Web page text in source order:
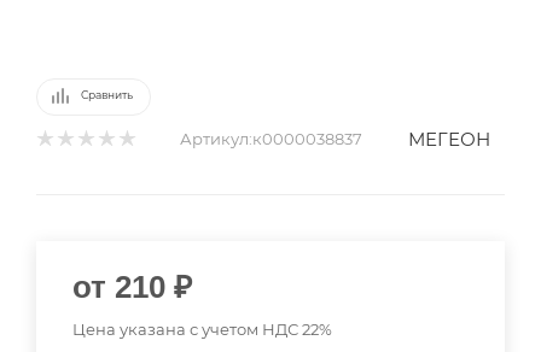
Сравнить
Артикул:к0000038837 МЕГЕОН
от 210 ₽
Цена указана с учетом НДС 22%